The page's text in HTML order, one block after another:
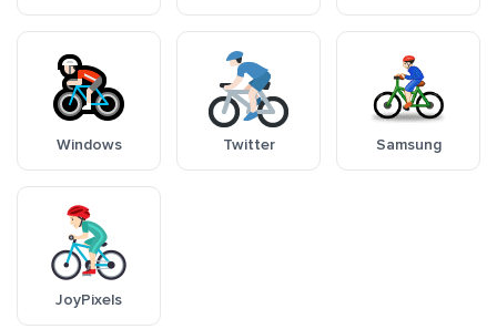
Windows Twitter Samsung
JoyPixels